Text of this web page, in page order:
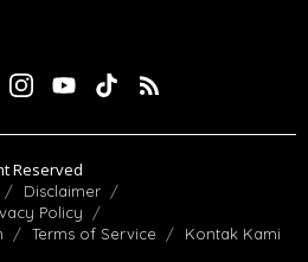
Reserved
Disclaimer
Policy
Terms of Service Kontak Kami